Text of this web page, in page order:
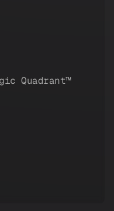
Quadrant™